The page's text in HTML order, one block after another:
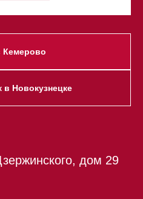
Новокузнецке
дом 29